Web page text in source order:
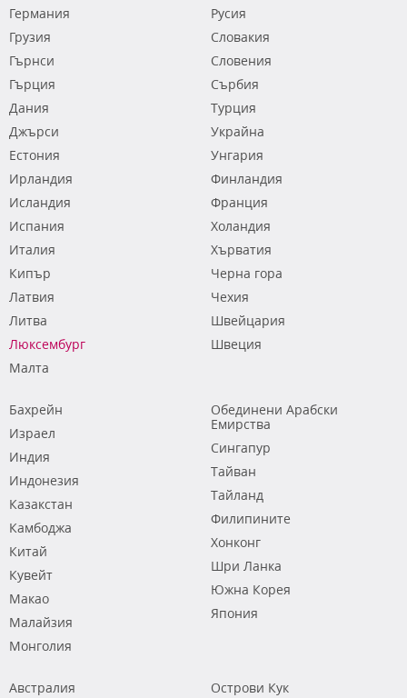
Германия
Грузия
Гърнси
Гърция
Дания
Джърси
Естония
Ирландия
Исландия
Испания
Италия
Кипър
Латвия
Литва
Люксембург
Малта
Русия
Словакия
Словения
Сърбия
Турция
Украйна
Унгария
Финландия
Франция
Холандия
Хърватия
Черна гора
Чехия
Швейцария
Швеция
Бахрейн
Израел
Индия
Индонезия
Казакстан
Камбоджа
Китай
Кувейт
Макао
Малайзия
Монголия
Обединени Арабски
Емирства
Сингапур
Тайван
Тайланд
Филипините
Хонконг
Шри Ланка
Южна Корея
Япония
Австралия
Острови Кук